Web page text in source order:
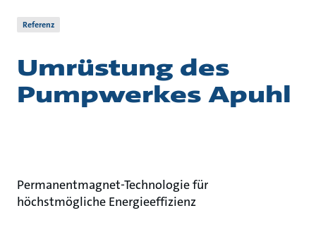
Referenz
Umrüstung des
Pumpwerkes Apuhl
Permanentmagnet-Technologie für
höchstmögliche Energieeffizienz